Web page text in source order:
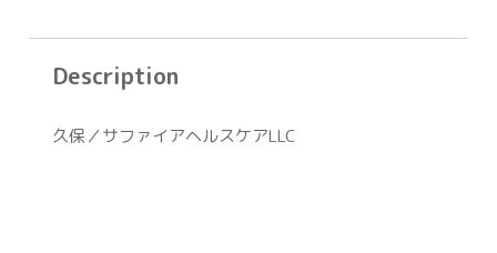
Description
久保／サファイアヘルスケアLLC